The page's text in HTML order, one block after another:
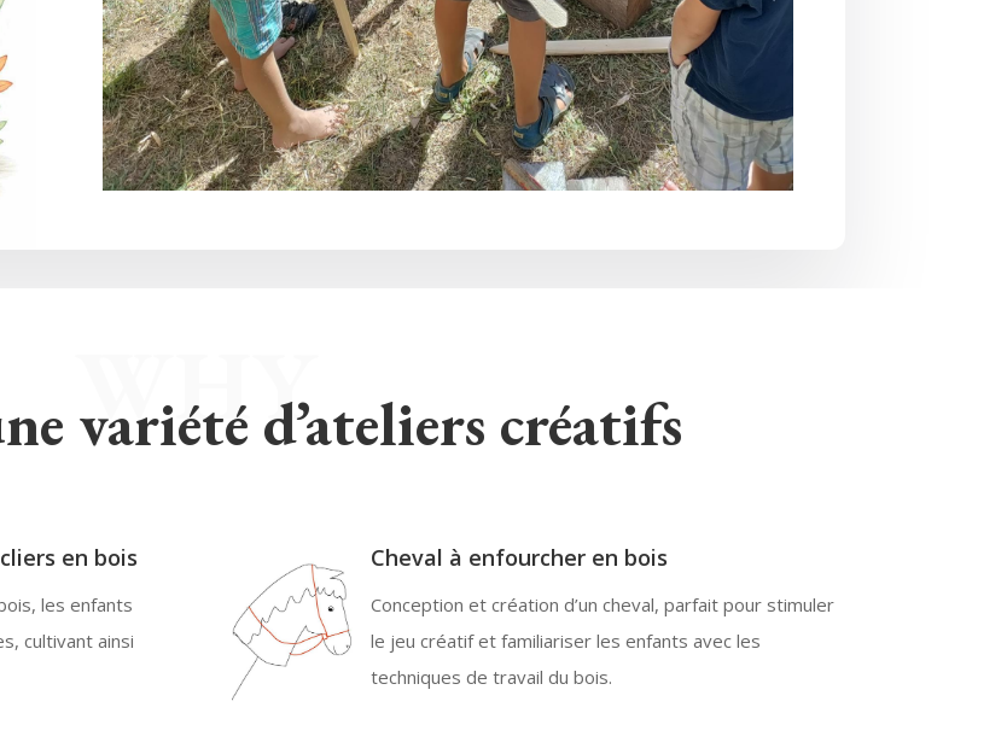
WHY
variété d’ateliers créatifs
en bois
les enfants
cultivant ainsi
Cheval à enfourcher en bois
Conception et création d’un cheval, parfait pour stimuler
le jeu créatif et familiariser les enfants avec les
techniques de travail du bois.